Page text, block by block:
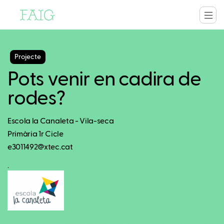
Projecte
Pots venir en cadira de
rodes?
Escola la Canaleta - Vila-seca
Primària 1r Cicle
e3011492@xtec.cat
.